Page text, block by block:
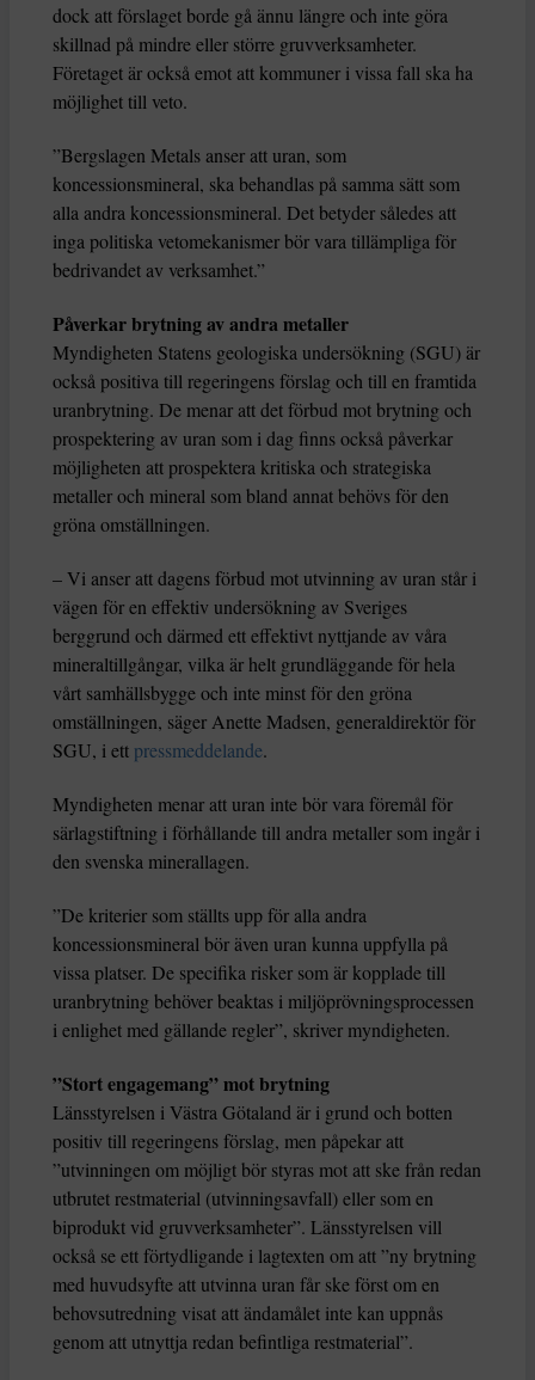
dock att förslaget borde gå ännu längre och inte göra
skillnad på mindre eller större gruvverksamheter.
Företaget är också emot att kommuner i vissa fall ska ha
möjlighet till veto.
”Bergslagen Metals anser att uran, som
koncessionsmineral, ska behandlas på samma sätt som
alla andra koncessionsmineral. Det betyder således att
inga politiska vetomekanismer bör vara tillämpliga för
bedrivandet av verksamhet.”
Påverkar brytning av andra metaller
Myndigheten Statens geologiska undersökning (SGU) är
också positiva till regeringens förslag och till en framtida
uranbrytning. De menar att det förbud mot brytning och
prospektering av uran som i dag finns också påverkar
möjligheten att prospektera kritiska och strategiska
metaller och mineral som bland annat behövs för den
gröna omställningen.
– Vi anser att dagens förbud mot utvinning av uran står i
vägen för en effektiv undersökning av Sveriges
berggrund och därmed ett effektivt nyttjande av våra
mineraltillgångar, vilka är helt grundläggande för hela
vårt samhällsbygge och inte minst för den gröna
omställningen, säger Anette Madsen, generaldirektör för
SGU, i ett pressmeddelande.
Myndigheten menar att uran inte bör vara föremål för
särlagstiftning i förhållande till andra metaller som ingår i
den svenska minerallagen.
”De kriterier som ställts upp för alla andra
koncessionsmineral bör även uran kunna uppfylla på
vissa platser. De specifika risker som är kopplade till
uranbrytning behöver beaktas i miljöprövningsprocessen
i enlighet med gällande regler”, skriver myndigheten.
”Stort engagemang” mot brytning
Länsstyrelsen i Västra Götaland är i grund och botten
positiv till regeringens förslag, men påpekar att
”utvinningen om möjligt bör styras mot att ske från redan
utbrutet restmaterial (utvinningsavfall) eller som en
biprodukt vid gruvverksamheter”. Länsstyrelsen vill
också se ett förtydligande i lagtexten om att ”ny brytning
med huvudsyfte att utvinna uran får ske först om en
behovsutredning visat att ändamålet inte kan uppnås
genom att utnyttja redan befintliga restmaterial”.